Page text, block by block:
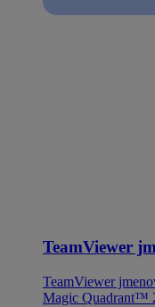
TeamViewer
TeamViewer
Magic Quadrant™